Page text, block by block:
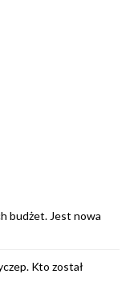
budżet. Jest nowa
Kto został